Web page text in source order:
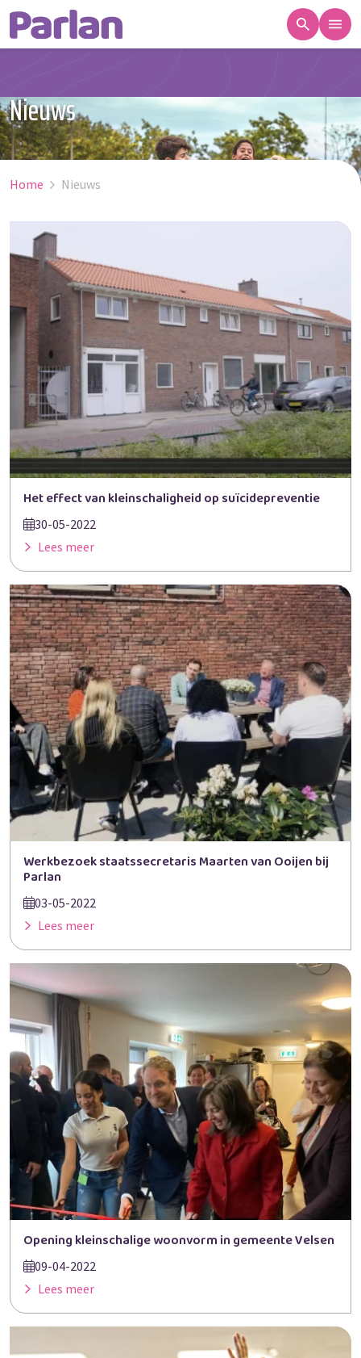
Nieuws
Home Nieuws
Het effect van kleinschaligheid op suïcidepreventie
30-05-2022
Lees meer
Werkbezoek staatssecretaris Maarten van Ooijen bij
Parlan
03-05-2022
Lees meer
Opening kleinschalige woonvorm in gemeente Velsen
09-04-2022
Lees meer